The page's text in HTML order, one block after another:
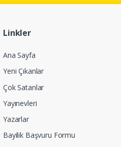
Linkler
Ana Sayfa
Yeni Çıkanlar
Çok Satanlar
Yayınevleri
Yazarlar
Bayilik Başvuru Formu